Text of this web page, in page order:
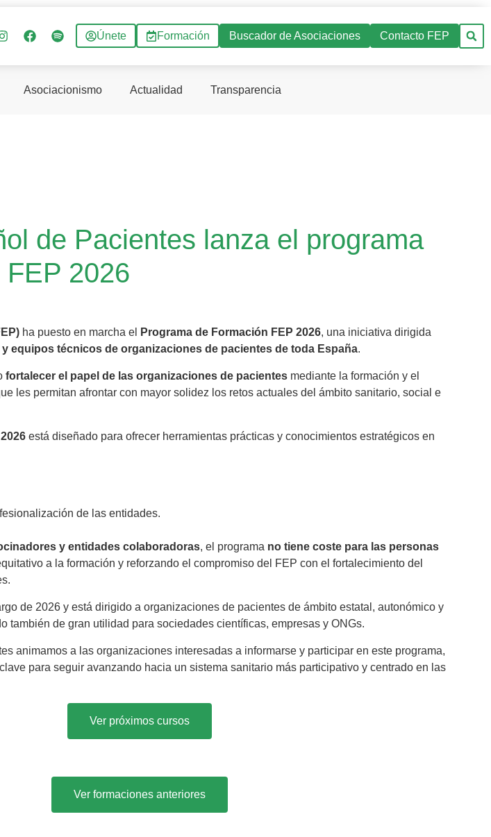
Únete Formación Buscador de Asociaciones Contacto FEP
Asociacionismo Actualidad Transparencia
de Pacientes lanza el programa
2026
ha puesto en marcha el Programa de Formación FEP 2026, una iniciativa dirigida
equipos técnicos de organizaciones de pacientes de toda España.
fortalecer el papel de las organizaciones de pacientes mediante la formación y el
les permitan afrontar con mayor solidez los retos actuales del ámbito sanitario, social e
está diseñado para ofrecer herramientas prácticas y conocimientos estratégicos en
de las entidades.
y entidades colaboradoras, el programa no tiene coste para las personas
a la formación y reforzando el compromiso del FEP con el fortalecimiento del
de 2026 y está dirigido a organizaciones de pacientes de ámbito estatal, autonómico y
también de gran utilidad para sociedades científicas, empresas y ONGs.
animamos a las organizaciones interesadas a informarse y participar en este programa,
para seguir avanzando hacia un sistema sanitario más participativo y centrado en las
Ver próximos cursos
Ver formaciones anteriores